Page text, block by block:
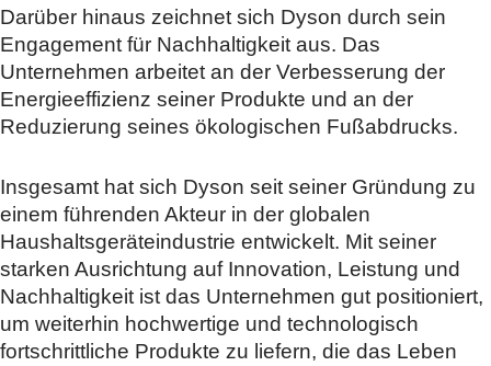
Darüber hinaus zeichnet sich Dyson durch sein
Engagement für Nachhaltigkeit aus. Das
Unternehmen arbeitet an der Verbesserung der
Energieeffizienz seiner Produkte und an der
Reduzierung seines ökologischen Fußabdrucks.
Insgesamt hat sich Dyson seit seiner Gründung zu
einem führenden Akteur in der globalen
Haushaltsgeräteindustrie entwickelt. Mit seiner
starken Ausrichtung auf Innovation, Leistung und
Nachhaltigkeit ist das Unternehmen gut positioniert,
um weiterhin hochwertige und technologisch
fortschrittliche Produkte zu liefern, die das Leben